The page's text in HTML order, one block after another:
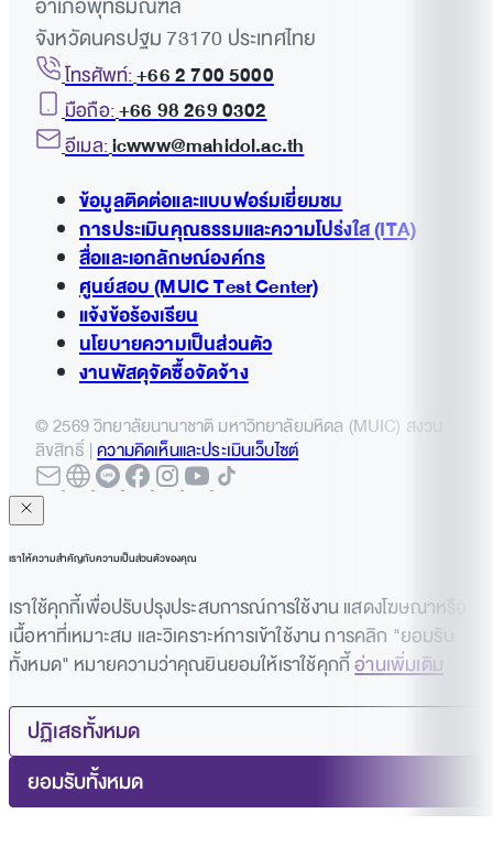
จังหวัดนครปฐม 73170 ประเทศไทย
โทรศัพท์:+66 2 700 5000
มือถือ:+66 98 269 0302
อีเมล:icwww@mahidol.ac.th
ข้อมูลติดต่อและแบบฟอร์มเยี่ยมชม
การประเมินคุณธรรมและความโปร่งใส (ITA)
สื่อและเอกลักษณ์องค์กร
ศูนย์สอบ (MUIC Test Center)
แจ้งข้อร้องเรียน
นโยบายความเป็นส่วนตัว
งานพัสดุจัดซื้อจัดจ้าง
© 2569 วิทยาลัยนานาชาติ มหาวิทยาลัยมหิดล (MUIC) สงวน
ลิขสิทธิ์ |ความคิดเห็นและประเมินเว็บไซต์
เราให้ความสำคัญกับความเป็นส่วนตัวของคุณ
เราใช้คุกกี้เพื่อปรับปรุงประสบการณ์การใช้งาน แสดงโฆษณาหรือ
เนื้อหาที่เหมาะสม และวิเคราะห์การเข้าใช้งาน การคลิก "ยอมรับ
ทั้งหมด" หมายความว่าคุณยินยอมให้เราใช้คุกกี้อ่านเพิ่มเติม
ปฏิเสธทั้งหมด
ยอมรับทั้งหมด